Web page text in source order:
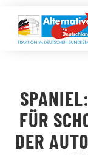
Inhalt
springen
LANDESGRUPPEN
FÜR
DER